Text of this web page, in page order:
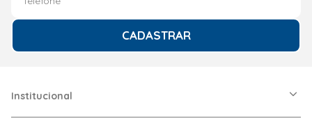
CADASTRAR
Institucional